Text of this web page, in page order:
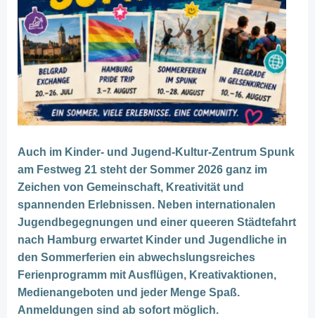
Auch im Kinder- und Jugend-Kultur-Zentrum Spunk
am Festweg 21 steht der Sommer 2026 ganz im
Zeichen von Gemeinschaft, Kreativität und
spannenden Erlebnissen. Neben internationalen
Jugendbegegnungen und einer queeren Städtefahrt
nach Hamburg erwartet Kinder und Jugendliche in
den Sommerferien ein abwechslungsreiches
Ferienprogramm mit Ausflügen, Kreativaktionen,
Medienangeboten und jeder Menge Spaß.
Anmeldungen sind ab sofort möglich.